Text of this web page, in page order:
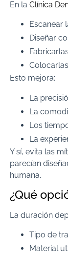
En la Clínica
Escanear
Diseñar
Esto mejora:
La
La
Los
La
Y sí, evita las
parecían
humana.
¿Qué
La duración
Tipo de
Material